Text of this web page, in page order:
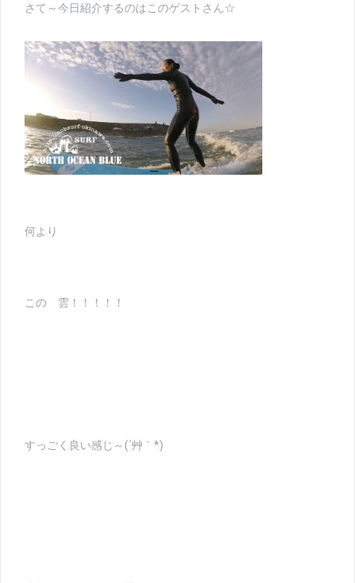
さて～今日紹介するのはこのゲストさん☆
何より
この 雲！！！！！
すっごく良い感じ～(´艸｀*)